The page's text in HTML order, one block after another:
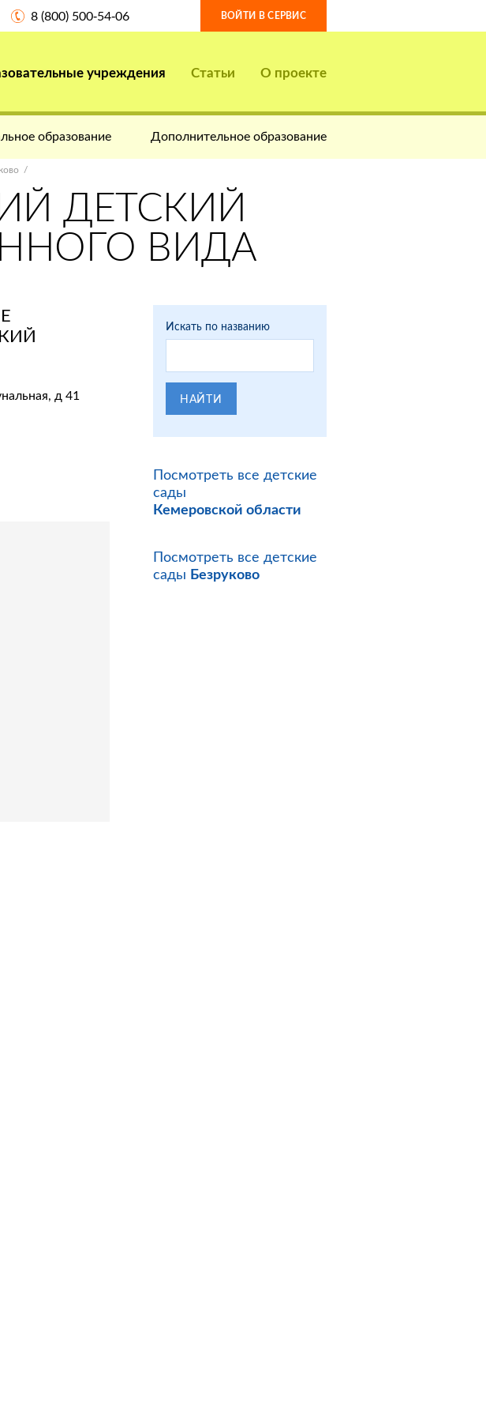
8 (800) 500-54-06 ВОЙТИ В СЕРВИС
учреждения Статьи О проекте
образование Дополнительное образование
ДЕТСКИЙ
ВИДА
д 41
Искать по названию
НАЙТИ
Посмотреть все детские
сады
Кемеровской области
Посмотреть все детские
сады Безруково